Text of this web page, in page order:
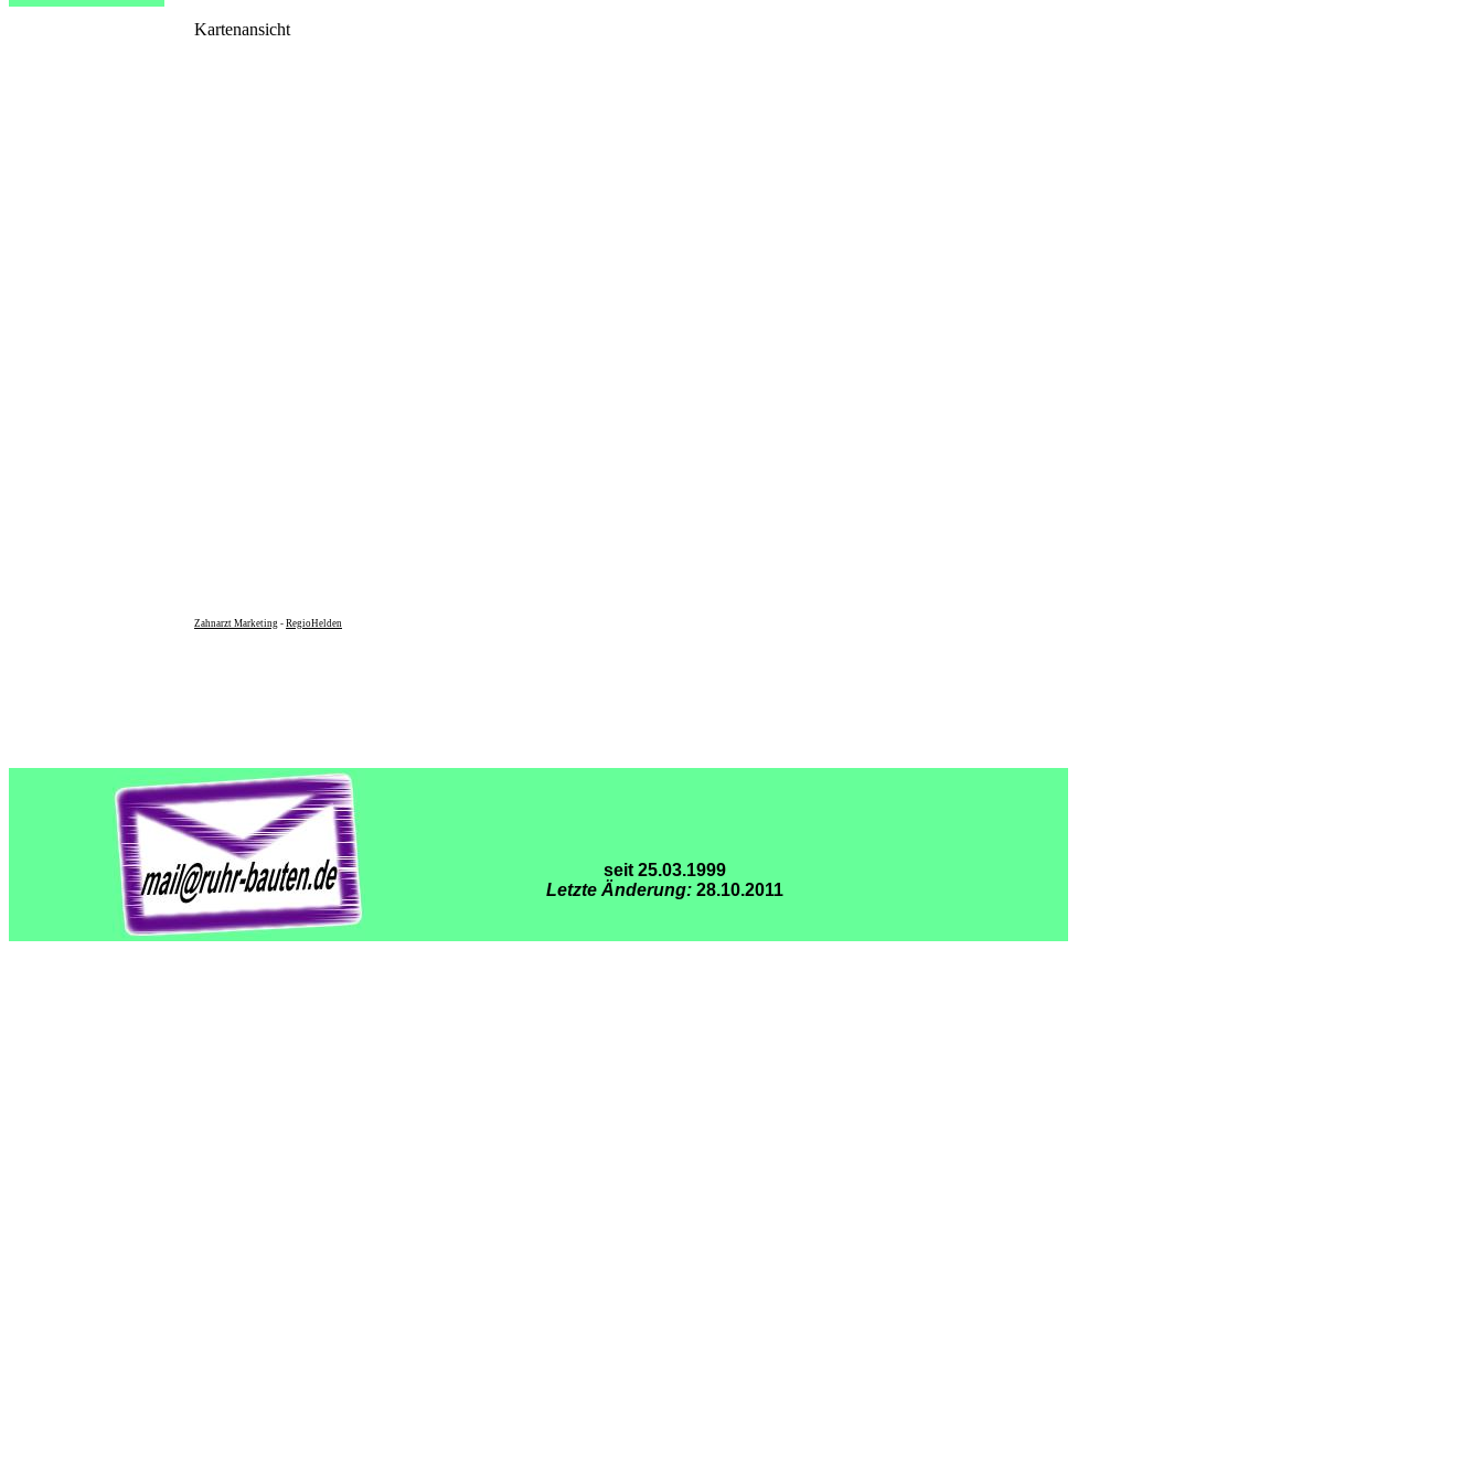
Kartenansicht
Zahnarzt Marketing - RegioHelden
seit 25.03.1999
Letzte Änderung: 28.10.2011